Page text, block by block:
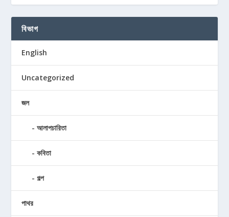
বিভাগ
English
Uncategorized
জল
আলাপচারিতা
কবিতা
গল্প
পাথর